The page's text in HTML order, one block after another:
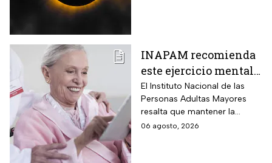
INAPAM recomienda
este ejercicio mental
para adultos mayores
5 veces a la semana
durante 3 meses para
mejorar la atención
El Instituto Nacional de las
Personas Adultas Mayores
resalta que mantener la
disciplina es la clave para
06 agosto, 2026